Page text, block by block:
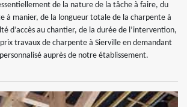
de la nature de la tâche à faire, du
à manier, de la longueur totale de la charpente à
d’accès au chantier, de la durée de l’intervention,
travaux de charpente à Sierville en demandant
auprès de notre établissement.